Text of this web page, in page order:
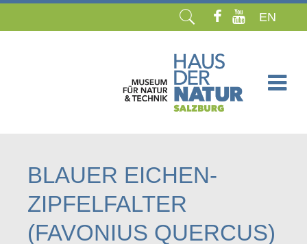
EN
BLAUER EICHEN-
ZIPFELFALTER
(FAVONIUS QUERCUS)